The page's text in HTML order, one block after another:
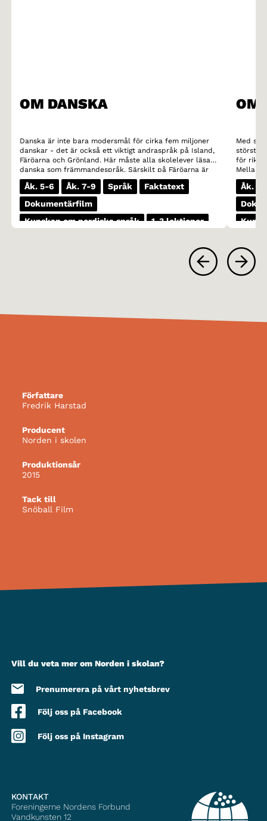
OM DANSKA
Danska är inte bara modersmål för cirka fem miljoner
danskar - det är också ett viktigt andraspråk på Island,
Färöarna och Grönland. Här måste alla skolelever läsa
danska som främmandespråk. Särskilt på Färöarna är
danskans ställning stark. Många färöiska ungdomar
föredrar till och med att läsa böcker på danska framför
att läsa på sitt eget modersmål.
Åk. 5-6 Åk. 7-9 Språk
Faktatext
Dokumentärfilm
Kunskap om nordiska språk
1-3 lektioner
OM
Med
största
för
sig över
och
sina
Åk. 5-
Författare
Fredrik Harstad
Producent
Norden i skolen
Produktionsår
2015
Tack till
Snöball Film
Vill du veta mer om Norden i skolan?
Prenumerera på vårt nyhetsbrev
Följ oss på Facebook
Följ oss på Instagram
KONTAKT
Foreningerne Nordens Forbund
Vandkunsten 12